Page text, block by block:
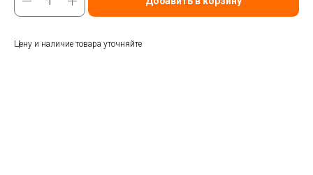
Цену и наличие товара уточняйте